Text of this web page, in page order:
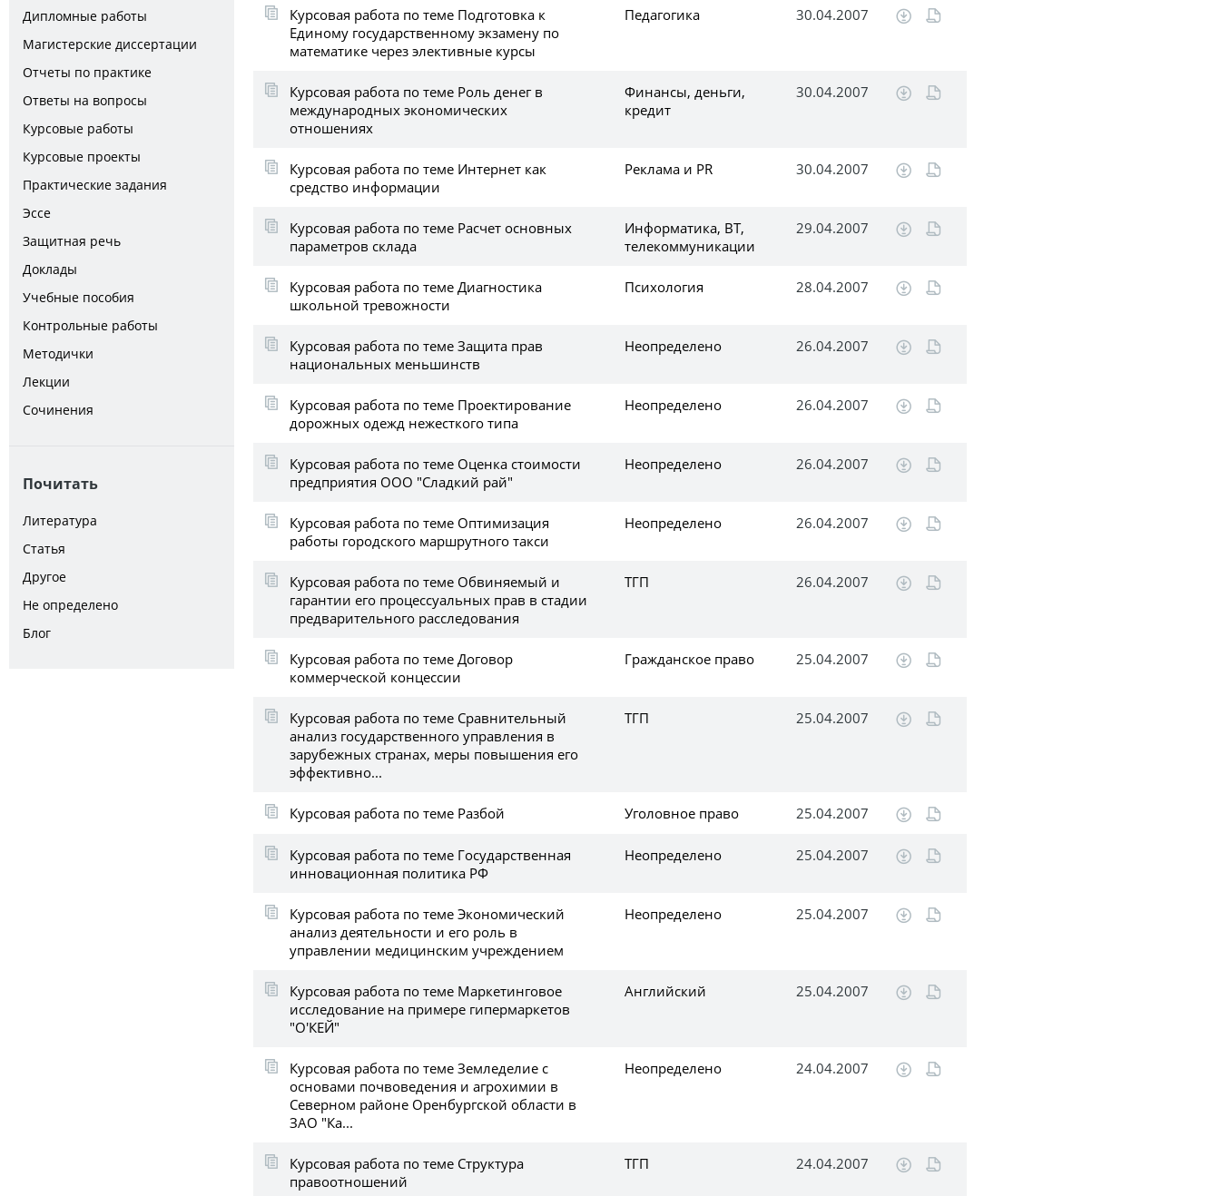
Дипломные работы
Магистерские диссертации
Отчеты по практике
Ответы на вопросы
Курсовые работы
Курсовые проекты
Практические задания
Эссе
Защитная речь
Доклады
Учебные пособия
Контрольные работы
Методички
Лекции
Сочинения
Почитать
Литература
Статья
Другое
Не определено
Блог
Курсовая работа по теме Подготовка к
Единому государственному экзамену по
математике через элективные курсы
Педагогика 30.04.2007
Курсовая работа по теме Роль денег в
международных экономических
отношениях
Финансы, деньги,
кредит
30.04.2007
Курсовая работа по теме Интернет как
средство информации
Реклама и PR 30.04.2007
Курсовая работа по теме Расчет основных
параметров склада
Информатика, ВТ,
телекоммуникации
29.04.2007
Курсовая работа по теме Диагностика
школьной тревожности
Психология 28.04.2007
Курсовая работа по теме Защита прав
национальных меньшинств
Неопределено 26.04.2007
Курсовая работа по теме Проектирование
дорожных одежд нежесткого типа
Неопределено 26.04.2007
Курсовая работа по теме Оценка стоимости
предприятия ООО "Сладкий рай"
Неопределено 26.04.2007
Курсовая работа по теме Оптимизация
работы городского маршрутного такси
Неопределено 26.04.2007
Курсовая работа по теме Обвиняемый и
гарантии его процессуальных прав в стадии
предварительного расследования
ТГП 26.04.2007
Курсовая работа по теме Договор
коммерческой концессии
Гражданское право 25.04.2007
Курсовая работа по теме Сравнительный
анализ государственного управления в
зарубежных странах, меры повышения его
эффективно...
ТГП 25.04.2007
Курсовая работа по теме Разбой Уголовное право 25.04.2007
Курсовая работа по теме Государственная
инновационная политика РФ
Неопределено 25.04.2007
Курсовая работа по теме Экономический
анализ деятельности и его роль в
управлении медицинским учреждением
Неопределено 25.04.2007
Курсовая работа по теме Маркетинговое
исследование на примере гипермаркетов
"О'КЕЙ"
Английский 25.04.2007
Курсовая работа по теме Земледелие с
основами почвоведения и агрохимии в
Северном районе Оренбургской области в
ЗАО "Ка...
Неопределено 24.04.2007
Курсовая работа по теме Структура
правоотношений
ТГП 24.04.2007